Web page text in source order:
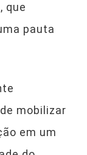
que
pauta
mobilizar
em um